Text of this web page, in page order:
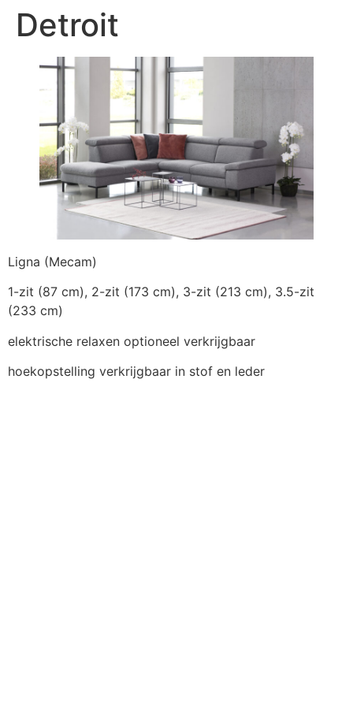
Detroit
Ligna (Mecam)
1-zit (87 cm), 2-zit (173 cm), 3-zit (213 cm), 3.5-zit
(233 cm)
elektrische relaxen optioneel verkrijgbaar
hoekopstelling verkrijgbaar in stof en leder